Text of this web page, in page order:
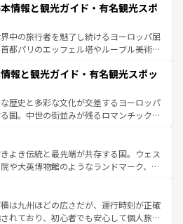
リアで、忘れられない旅をしてみよう！
リア情報は
国では、情熱的なフラメンコ、熱気あふ
美味しいタパスが生活の一部となってい
ドの洗練された雰囲気や、バルセロナの
角から、地方では古代ローマ遺跡や中世
て風土や気候が異なるスペインはその個
参照してほしい。
情報と観光ガイド・有名観光スポ
中の旅行者を魅了し続けるヨーロッパ屈
都パリのエッフェル塔やルーブル美術館
詰まっている。華麗な宮殿、歴史的な大
チ、そして豊かな自然が、訪れる者を心
た、フランスは美食の国としても知ら
はユネスコ無形文化遺産にも登録されて
ー畑など、多彩な楽しみ方が可能だ。さ
地域にも魅力が溢れており、どの街角に
化が息づいている。パリ以外の個性あふ
。
報と観光ガイド・有名観光スポッ
歴史と多彩な文化が交差するヨーロッパ
国。中世の街並みが残るロマンチック街
、どこを歩いても飽きることがない。ベ
気、バイエルン州のアルプスの絶景、そ
のワイン畑といった風景は必見。ビール
ぜひ体験してほしい。 なお、新着の
テンツ一覧を参照してほしい。
よき伝統と最先端が共存する国。ウェス
や大英博物館のようなランドマーク、歴
魅力がある。また、優雅なアフタヌーン
きにはたまらない英国パブ、サッカー観
らこそできる体験も豊富。イギリスを旅
は九州ほどの広さだが、運行時刻が正確
れており、初心者でも安心して個人旅行